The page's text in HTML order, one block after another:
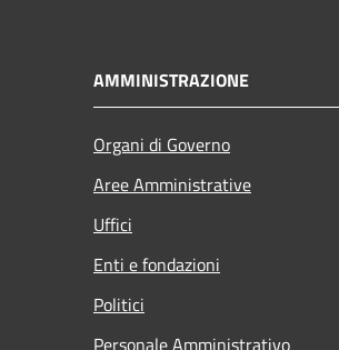
AMMINISTRAZIONE
Organi di Governo
Aree Amministrative
Uffici
Enti e fondazioni
Politici
Personale Amministrativo